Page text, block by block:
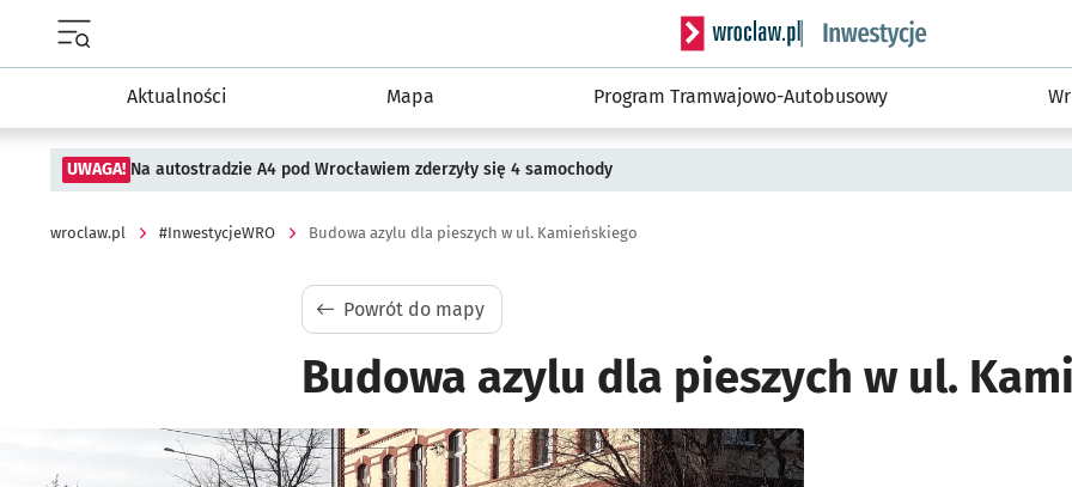
Serwis informacyjny wroclaw.pl podserwis:
Aktualności Mapa Program Tramwajowo-Autobusowy
UWAGA! Na autostradzie A4 pod Wrocławiem zderzyły się 4 samochody
wroclaw.pl #InwestycjeWRO Budowa azylu dla pieszych w ul. Kamieńskiego
Powrót do mapy
Budowa azylu dla pieszych w ul.
Kliknij, aby powiększyć